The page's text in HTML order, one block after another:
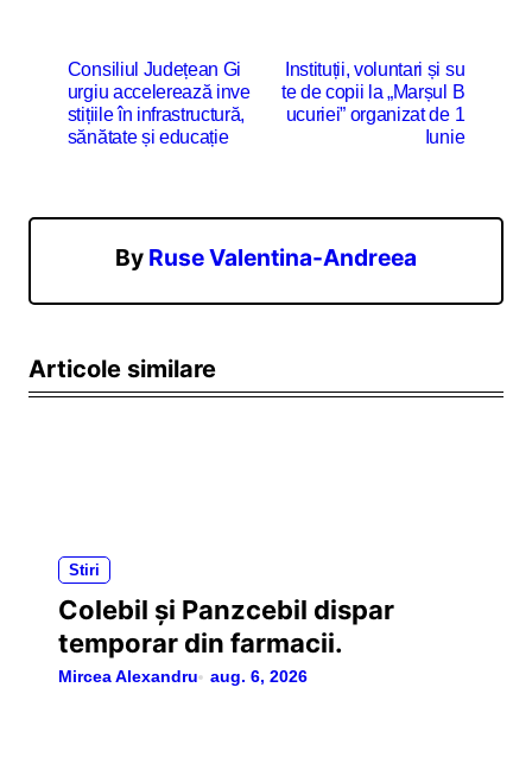
N
v
g
r
î
i
c
o
Consiliul Județean Gi
urgiu accelerează inve
stițiile în infrastructură,
sănătate și educație
Instituții, voluntari și su
te de copii la „Marșul B
ucuriei” organizat de 1
Iunie
By Ruse Valentina-Andreea
Articole similare
Stiri
Colebil și Panzcebil dispar
temporar din farmacii.
Mircea Alexandru aug. 6, 2026